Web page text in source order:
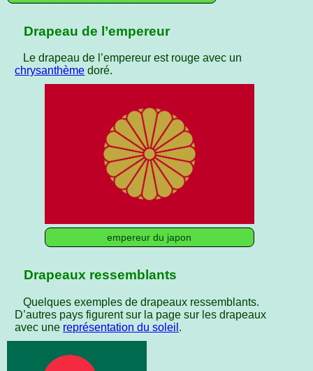
Drapeau de l’empereur
Le drapeau de l’empereur est rouge avec un
chrysanthème doré.
empereur du japon
Drapeaux ressemblants
Quelques exemples de drapeaux ressemblants.
D’autres pays figurent sur la page sur les drapeaux
avec une représentation du soleil .